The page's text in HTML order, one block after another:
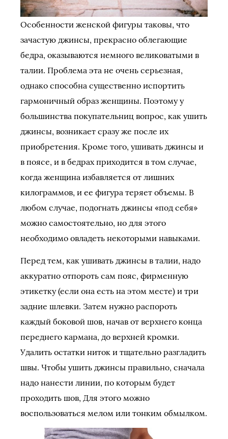
Особенности женской фигуры таковы, что
зачастую джинсы, прекрасно облегающие
бедра, оказываются немного великоватыми в
талии. Проблема эта не очень серьезная,
однако способна существенно испортить
гармоничный образ женщины. Поэтому у
большинства покупательниц вопрос, как ушить
джинсы, возникает сразу же после их
приобретения. Кроме того, ушивать джинсы и
в поясе, и в бедрах приходится в том случае,
когда женщина избавляется от лишних
килограммов, и ее фигура теряет объемы. В
любом случае, подогнать джинсы «под себя»
можно самостоятельно, но для этого
необходимо овладеть некоторыми навыками.
Перед тем, как ушивать джинсы в талии, надо
аккуратно отпороть сам пояс, фирменную
этикетку (если она есть на этом месте) и три
задние шлевки. Затем нужно распороть
каждый боковой шов, начав от верхнего конца
переднего кармана, до верхней кромки.
Удалить остатки ниток и тщательно разгладить
швы. Чтобы ушить джинсы правильно, сначала
надо нанести линии, по которым будет
проходить шов, Для этого можно
воспользоваться мелом или тонким обмылком.